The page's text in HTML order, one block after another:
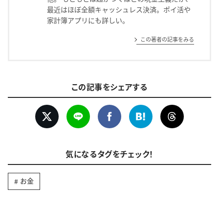
最近はほぼ全額キャッシュレス決済。ポイ活や
家計簿アプリにも詳しい。
この著者の記事をみる
この記事をシェアする
気になるタグをチェック！
お金